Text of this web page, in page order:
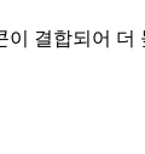
결합되어